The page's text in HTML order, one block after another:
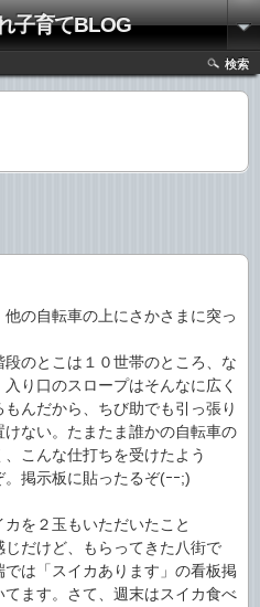
子育てBLOG
検索
の自転車の上にさかさまに突っ
のとこは１０世帯のところ、な
り口のスロープはそんなに広く
んだから、ちび助でも引っ張り
ない。たまたま誰かの自転車の
こんな仕打ちを受けたよう
掲示板に貼ったるぞ(ｰｰ;)
を２玉もいただいたこと
だけど、もらってきた八街で
は「スイカあります」の看板掲
ます。さて、週末はスイカ食べ